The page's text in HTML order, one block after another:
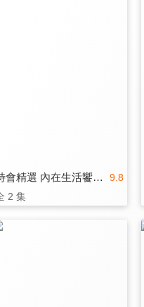
9.8
特會精選 內在生活饗宴特會-安靜中的大能
2 集